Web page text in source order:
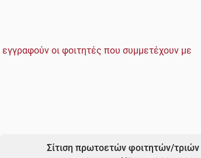
οι φοιτητές που συμμετέχουν με
Σίτιση πρωτοετών φοιτητών/τριών